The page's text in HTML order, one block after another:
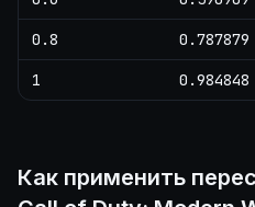
0.8 0.787879
1 0.984848
Как применить